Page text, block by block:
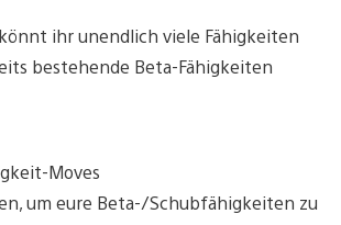
ihr unendlich viele Fähigkeiten
bestehende Beta-Fähigkeiten
Moves
um eure Beta-/Schubfähigkeiten zu